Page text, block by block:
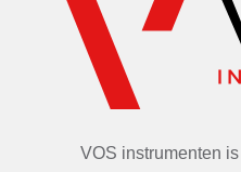
VOS instrumenten